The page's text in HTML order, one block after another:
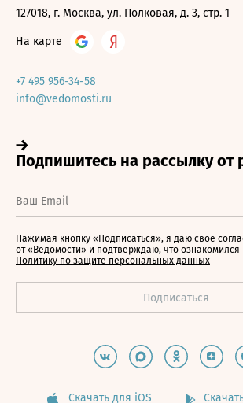
127018, г. Москва, ул. Полковая, д. 3, стр. 1
На карте
+7 495 956-34-58
info@vedomosti.ru
Нажимая кнопку «Подписаться», я даю свое
от «Ведомости» и подтверждаю, что
Политику по защите персональных данных
Скачать для iOS